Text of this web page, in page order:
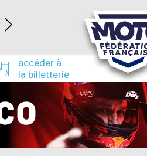
accéder à
la billetterie
LÉDENON (30)
du 22/08/2026 au 23/08/2026